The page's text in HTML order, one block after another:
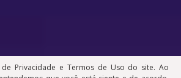
de Privacidade e Termos de Uso do site. Ao